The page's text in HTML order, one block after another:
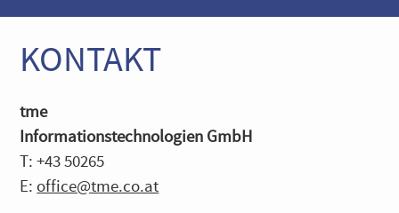
KONTAKT
tme
Informationstechnologien GmbH
T: +43 50265
E: office@tme.co.at